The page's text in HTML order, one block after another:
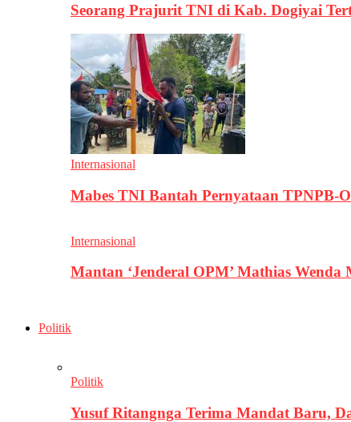
Seorang Prajurit TNI di Kab. Dogiyai
Internasional
Mabes TNI Bantah Pernyataan
Internasional
Mantan ‘Jenderal OPM’ Mathias
Politik
Politik
Yusuf Ritangnga Terima Mandat Baru,